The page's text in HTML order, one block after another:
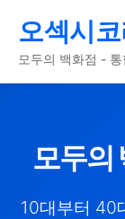
오섹시
모두의 백화점 -
모두의
10대부터 40